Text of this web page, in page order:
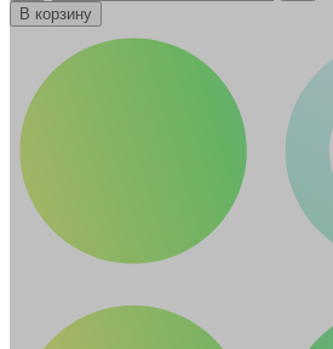
В корзину